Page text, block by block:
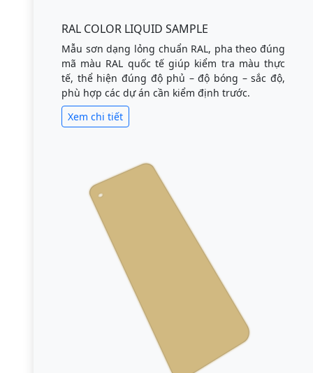
RAL COLOR LIQUID SAMPLE
Mẫu sơn dạng lỏng chuẩn RAL, pha theo đúng
mã màu RAL quốc tế giúp kiểm tra màu thực
tế, thể hiện đúng độ phủ – độ bóng – sắc độ,
phù hợp các dự án cần kiểm định trước.
Xem chi tiết